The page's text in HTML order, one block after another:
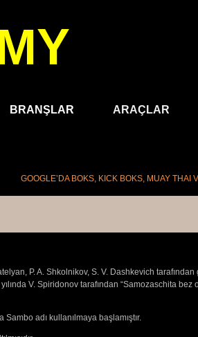
BRANŞLAR ARAÇLAR
GOOGLE’DA BOKS, KICK BOKS, MUAY THAI
P. A. Shkolnikov, S. V. Dashkevich
V. Spiridonov tarafından “Samozaschita bez
adı kullanılmaya başlamıştır.